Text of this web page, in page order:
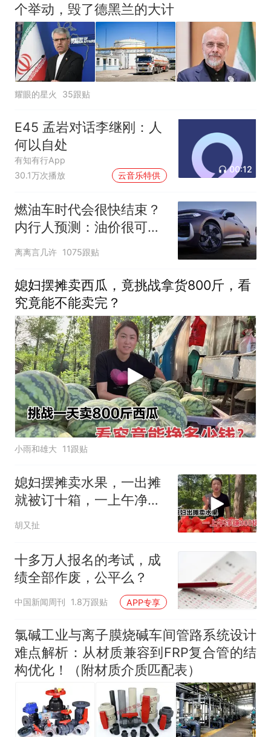
个举动，毁了德黑兰的大计
耀眼的星火 35跟贴
E45 孟岩对话李继刚：人
何以自处
有知有行App
30.1万次播放
云音乐特供
00:12
燃油车时代会很快结束？
内行人预测：油价很可能
是最后的关键！
离离言几许 1075跟贴
媳妇摆摊卖西瓜，竟挑战拿货800斤，看
究竟能不能卖完？
小雨和雄大 11跟贴
媳妇摆摊卖水果，一出摊
就被订十箱，一上午净赚
300块钱
胡又扯
十多万人报名的考试，成
绩全部作废，公平么？
中国新闻周刊 1.8万跟贴 APP专享
氯碱工业与离子膜烧碱车间管路系统设计
难点解析：从材质兼容到FRP复合管的结
构优化！（附材质介质匹配表）